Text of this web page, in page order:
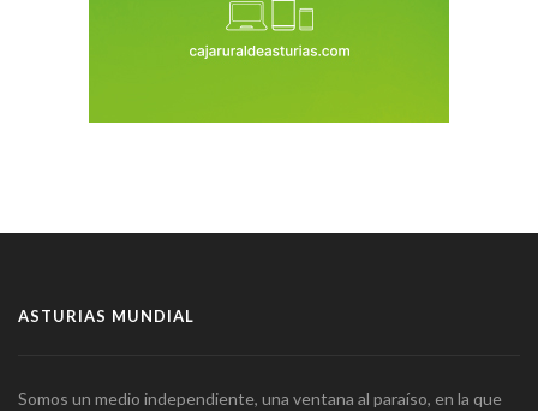
ASTURIAS MUNDIAL
Somos un medio independiente, una ventana al paraíso, en la que